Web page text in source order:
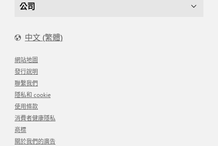
公司
中文 (繁體)
網站地圖
發行說明
聯繫我們
隱私和 cookie
使用條款
消費者健康隱私
商標
關於我們的廣告